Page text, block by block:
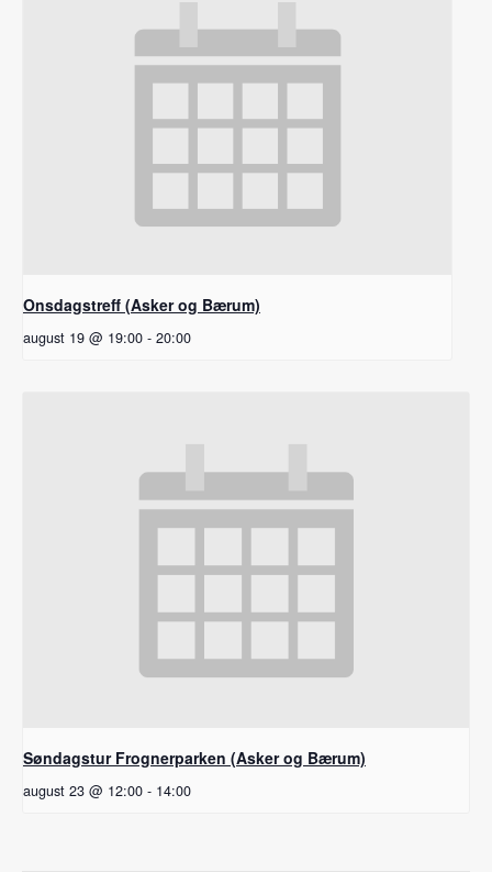
Onsdagstreff (Asker og Bærum)
august 19 @ 19:00 - 20:00
Søndagstur Frognerparken (Asker og Bærum)
august 23 @ 12:00 - 14:00